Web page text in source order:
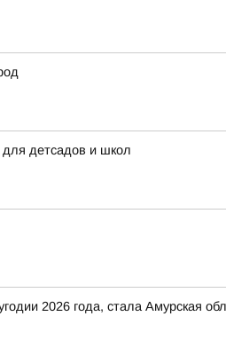
детсадов и школ
2026 года, стала Амурская